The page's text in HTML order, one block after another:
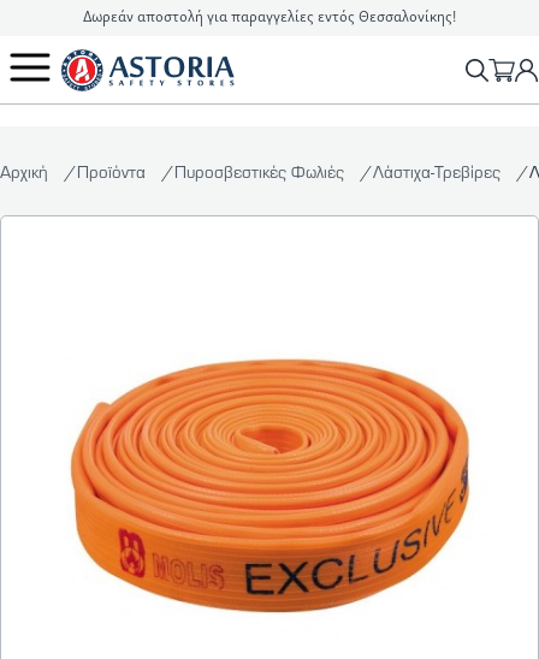
Δωρεάν αποστολή για παραγγελίες εντός Θεσσαλονίκης!
2310 90 16 16 info@astoriasafetystores.gr
Αρχική Προϊόντα Πυροσβεστικές Φωλιές Λάστιχα-Τρεβίρες